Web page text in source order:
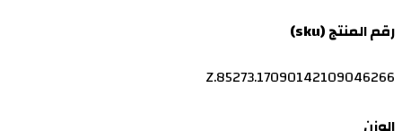
رقم المنتج (sku)
Z.85273.17090142109046266